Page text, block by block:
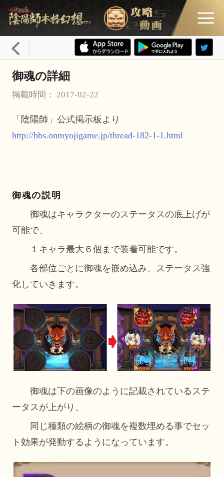
御魂の詳細
掲載時間： 2017-02-22
「陰陽師」公式掲示板より
http://bbs.onmyojigame.jp/thread-182-1-1.html
御魂の説明
御魂はキャラクターのステータスの底上げが
可能で、
１キャラ最大６個まで装着可能です。
各部位ごとに御魂を嵌め込み、ステータス強
化していきます。
御魂は下の画像のように記載されているステ
ータスが上がり、
同じ種類の絵柄の御魂を複数埋める事でセッ
ト効果が発動するようになっています。